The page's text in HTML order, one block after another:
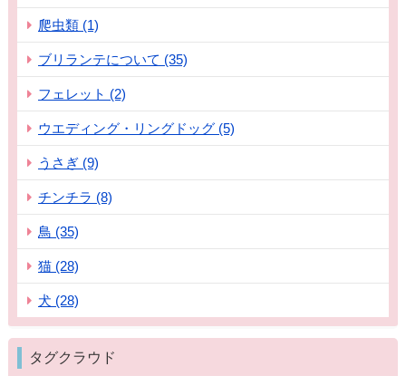
爬虫類 (1)
ブリランテについて (35)
フェレット (2)
ウエディング・リングドッグ (5)
うさぎ (9)
チンチラ (8)
鳥 (35)
猫 (28)
犬 (28)
タグクラウド